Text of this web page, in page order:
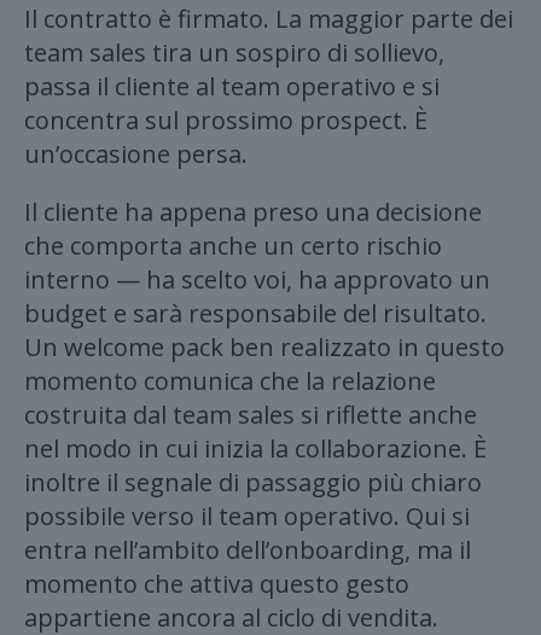
Il contratto è firmato. La maggior parte dei
team sales tira un sospiro di sollievo,
passa il cliente al team operativo e si
concentra sul prossimo prospect. È
un’occasione persa.
Il cliente ha appena preso una decisione
che comporta anche un certo rischio
interno — ha scelto voi, ha approvato un
budget e sarà responsabile del risultato.
Un welcome pack ben realizzato in questo
momento comunica che la relazione
costruita dal team sales si riflette anche
nel modo in cui inizia la collaborazione. È
inoltre il segnale di passaggio più chiaro
possibile verso il team operativo. Qui si
entra nell’ambito dell’onboarding, ma il
momento che attiva questo gesto
appartiene ancora al ciclo di vendita.